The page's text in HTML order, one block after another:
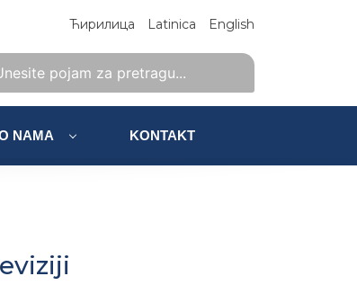
Ћирилица Latinica English
NAMA KONTAKT